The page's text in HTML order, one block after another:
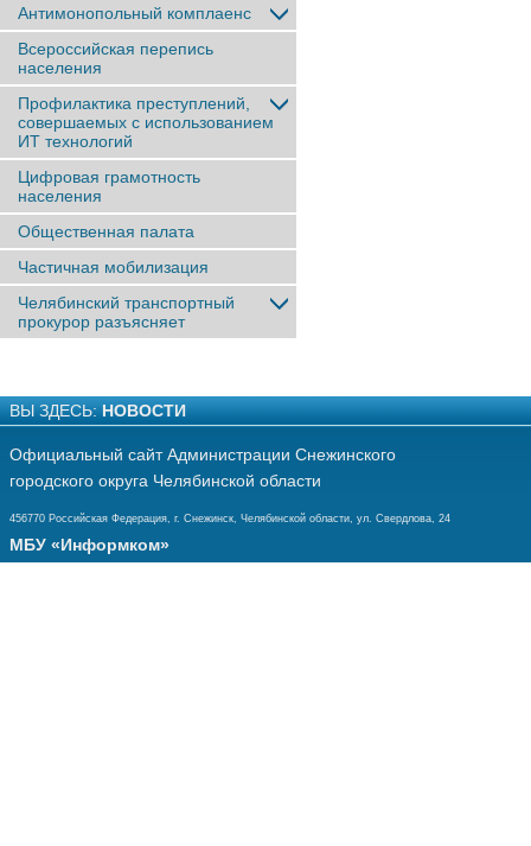
Антимонопольный комплаенс
Всероссийская перепись
населения
Профилактика преступлений,
совершаемых с использованием
ИТ технологий
Цифровая грамотность
населения
Общественная палата
Частичная мобилизация
Челябинский транспортный
прокурор разъясняет
ВЫ ЗДЕСЬ: НОВОСТИ
Официальный сайт Администрации Снежинского
городского округа Челябинской области
456770 Российская Федерация, г. Снежинск, Челябинской области, ул. Свердлова, 24
МБУ «Информком»